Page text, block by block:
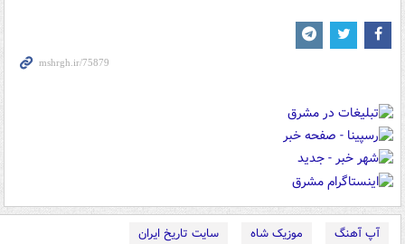
آپ آهنگ موزیک شاه
سایت تاریخ ایران